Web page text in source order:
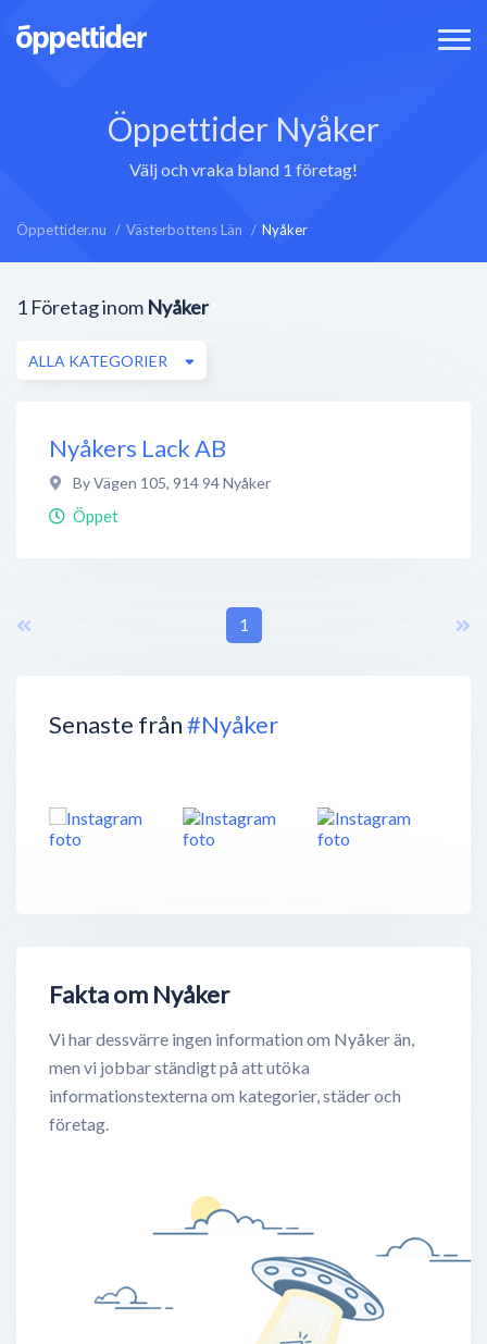
Öppettider Nyåker
Välj och vraka bland 1 företag!
Öppettider.nu Västerbottens Län Nyåker
Senaste från#Nyåker
Fakta om Nyåker
Vi har dessvärre ingen information om Nyåker än,
men vi jobbar ständigt på att utöka
informationstexterna om kategorier, städer och
företag.
1 Företag inom Nyåker
ALLA KATEGORIER
Nyåkers Lack AB
By Vägen 105, 914 94Nyåker
Öppet
1